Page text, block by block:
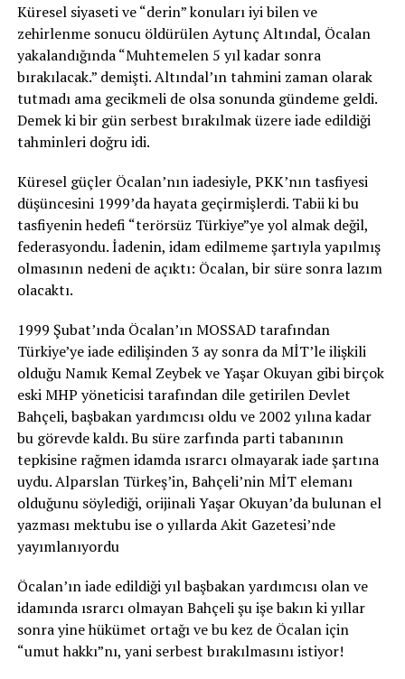
Küresel siyaseti ve “derin” konuları iyi bilen ve
zehirlenme sonucu öldürülen Aytunç Altındal, Öcalan
yakalandığında “Muhtemelen 5 yıl kadar sonra
bırakılacak.” demişti. Altındal’ın tahmini zaman olarak
tutmadı ama gecikmeli de olsa sonunda gündeme geldi.
Demek ki bir gün serbest bırakılmak üzere iade edildiği
tahminleri doğru idi.
Küresel güçler Öcalan’nın iadesiyle, PKK’nın tasfiyesi
düşüncesini 1999’da hayata geçirmişlerdi. Tabii ki bu
tasfiyenin hedefi “terörsüz Türkiye”ye yol almak değil,
federasyondu. İadenin, idam edilmeme şartıyla yapılmış
olmasının nedeni de açıktı: Öcalan, bir süre sonra lazım
olacaktı.
1999 Şubat’ında Öcalan’ın MOSSAD tarafından
Türkiye’ye iade edilişinden 3 ay sonra da MİT’le ilişkili
olduğu Namık Kemal Zeybek ve Yaşar Okuyan gibi birçok
eski MHP yöneticisi tarafından dile getirilen Devlet
Bahçeli, başbakan yardımcısı oldu ve 2002 yılına kadar
bu görevde kaldı. Bu süre zarfında parti tabanının
tepkisine rağmen idamda ısrarcı olmayarak iade şartına
uydu. Alparslan Türkeş’in, Bahçeli’nin MİT elemanı
olduğunu söylediği, orijinali Yaşar Okuyan’da bulunan el
yazması mektubu ise o yıllarda Akit Gazetesi’nde
yayımlanıyordu
Öcalan’ın iade edildiği yıl başbakan yardımcısı olan ve
idamında ısrarcı olmayan Bahçeli şu işe bakın ki yıllar
sonra yine hükümet ortağı ve bu kez de Öcalan için
“umut hakkı”nı, yani serbest bırakılmasını istiyor!